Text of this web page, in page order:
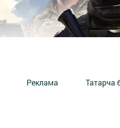
Реклама Татарча